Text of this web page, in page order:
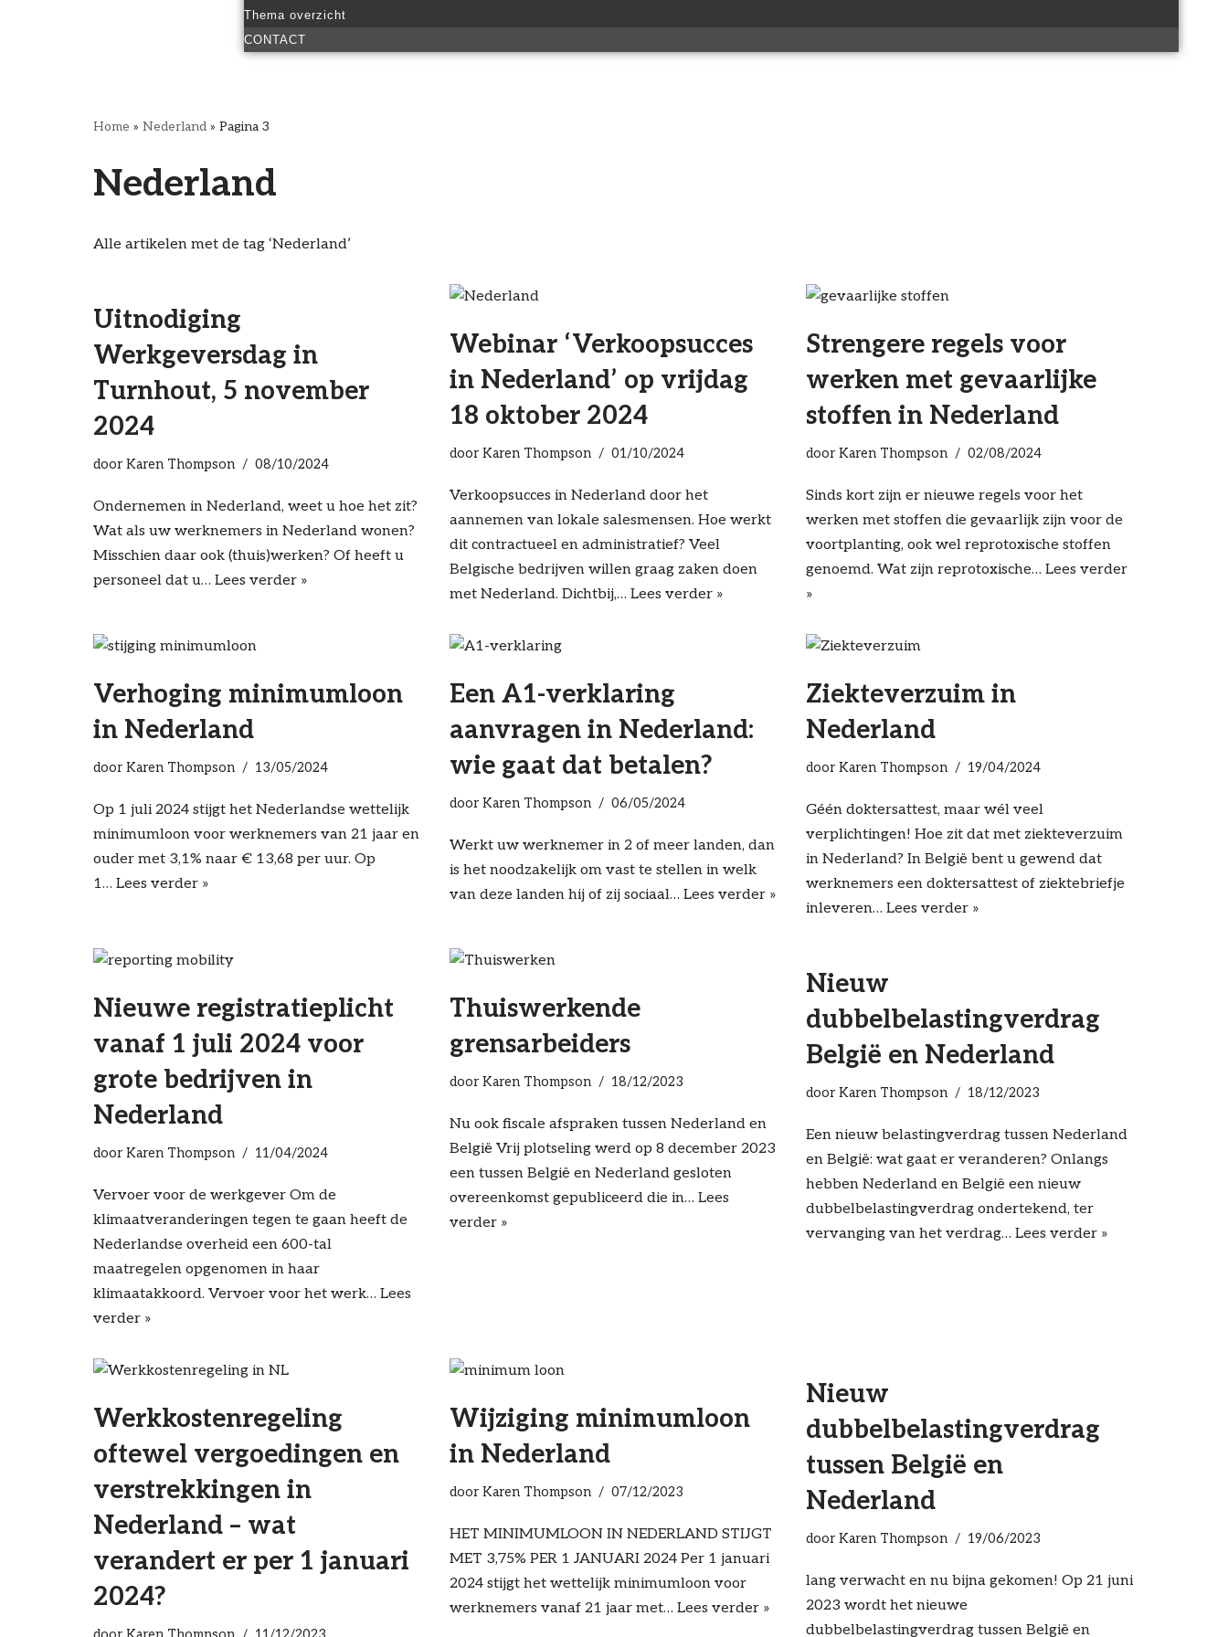
Thema overzicht
CONTACT
Home » Nederland » Pagina 3
Nederland
Alle artikelen met de tag ‘Nederland’
Uitnodiging
Werkgeversdag in
Turnhout, 5 november
2024
doorKaren Thompson 08/10/2024
Ondernemen in Nederland, weet u hoe het zit?
Wat als uw werknemers in Nederland wonen?
Misschien daar ook (thuis)werken? Of heeft u
personeel dat u… Lees verder »
Webinar ‘Verkoopsucces
in Nederland’ op vrijdag
18 oktober 2024
doorKaren Thompson 01/10/2024
Verkoopsucces in Nederland door het
aannemen van lokale salesmensen. Hoe werkt
dit contractueel en administratief? Veel
Belgische bedrijven willen graag zaken doen
met Nederland. Dichtbij,… Lees verder »
Strengere regels voor
werken met gevaarlijke
stoffen in Nederland
doorKaren Thompson 02/08/2024
Sinds kort zijn er nieuwe regels voor het
werken met stoffen die gevaarlijk zijn voor de
voortplanting, ook wel reprotoxische stoffen
genoemd. Wat zijn reprotoxische… Lees verder
»
Verhoging minimumloon
in Nederland
doorKaren Thompson 13/05/2024
Op 1 juli 2024 stijgt het Nederlandse wettelijk
minimumloon voor werknemers van 21 jaar en
ouder met 3,1% naar € 13,68 per uur. Op
1… Lees verder »
Een A1-verklaring
aanvragen in Nederland:
wie gaat dat betalen?
doorKaren Thompson 06/05/2024
Werkt uw werknemer in 2 of meer landen, dan
is het noodzakelijk om vast te stellen in welk
van deze landen hij of zij sociaal… Lees verder »
Ziekteverzuim in
Nederland
doorKaren Thompson 19/04/2024
Géén doktersattest, maar wél veel
verplichtingen! Hoe zit dat met ziekteverzuim
in Nederland? In België bent u gewend dat
werknemers een doktersattest of ziektebriefje
inleveren… Lees verder »
Nieuwe registratieplicht
vanaf 1 juli 2024 voor
grote bedrijven in
Nederland
doorKaren Thompson 11/04/2024
Vervoer voor de werkgever Om de
klimaatveranderingen tegen te gaan heeft de
Nederlandse overheid een 600-tal
maatregelen opgenomen in haar
klimaatakkoord. Vervoer voor het werk… Lees
verder »
Thuiswerkende
grensarbeiders
doorKaren Thompson 18/12/2023
Nu ook fiscale afspraken tussen Nederland en
België Vrij plotseling werd op 8 december 2023
een tussen België en Nederland gesloten
overeenkomst gepubliceerd die in… Lees
verder »
Nieuw
dubbelbelastingverdrag
België en Nederland
doorKaren Thompson 18/12/2023
Een nieuw belastingverdrag tussen Nederland
en België: wat gaat er veranderen? Onlangs
hebben Nederland en België een nieuw
dubbelbelastingverdrag ondertekend, ter
vervanging van het verdrag… Lees verder »
Werkkostenregeling
oftewel vergoedingen en
verstrekkingen in
Nederland – wat
verandert er per 1 januari
2024?
Wijziging minimumloon
in Nederland
doorKaren Thompson 07/12/2023
HET MINIMUMLOON IN NEDERLAND STIJGT
MET 3,75% PER 1 JANUARI 2024 Per 1 januari
2024 stijgt het wettelijk minimumloon voor
werknemers vanaf 21 jaar met… Lees verder »
Nieuw
dubbelbelastingverdrag
tussen België en
Nederland
doorKaren Thompson 19/06/2023
lang verwacht en nu bijna gekomen! Op 21 juni
2023 wordt het nieuwe
dubbelbelastingverdrag tussen België en